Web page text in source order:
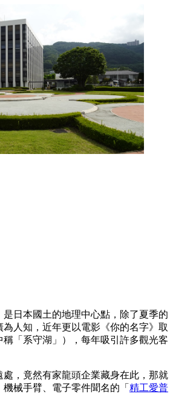
日本國土的地理中心點，除了夏季的
為人知，近年更以電影《你的名字》取
「系守湖」），每年吸引許多觀光客
，竟然有家龍頭企業藏身在此，那就
械手臂、電子零件聞名的「 精工愛普